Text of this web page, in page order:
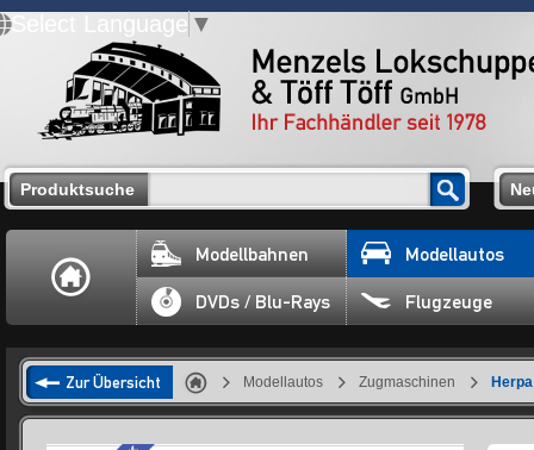
Select Language ▼
Produktsuche
Modellbahnen Modellautos
DVDs / Blu-Rays Flugzeuge
Zur Übersicht Modellautos Zugmaschinen